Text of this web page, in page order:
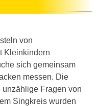
von
Kleinkindern
sich gemeinsam
messen. Die
Fragen von
Singkreis wurden